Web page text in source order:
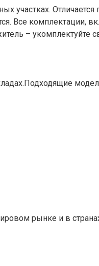
участках.
Все комплектации,
– укомплектуйте
рынке и в